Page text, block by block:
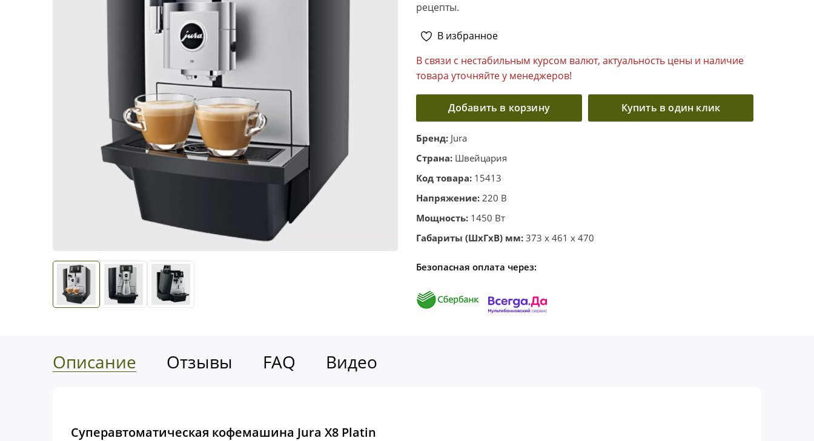
рецепты.
В избранное
В связи с нестабильным курсом валют, актуальность цены и наличие
товара уточняйте у менеджеров!
Добавить в корзину Купить в один клик
Бренд: Jura
Страна: Швейцария
Код товара: 15413
Напряжение: 220 В
Мощность: 1450 Вт
Габариты (ШхГхВ) мм: 373 x 461 x 470
Безопасная оплата через:
Описание Отзывы FAQ Видео
Суперавтоматическая кофемашина Jura X8 Platin